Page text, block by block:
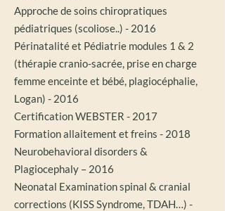
Approche de soins chiropratiques
pédiatriques (scoliose..) - 2016
Périnatalité et Pédiatrie modules 1 & 2
(thérapie cranio-sacrée, prise en charge
femme enceinte et bébé, plagiocéphalie,
Logan) - 2016
Certification WEBSTER - 2017
Formation allaitement et freins - 2018
Neurobehavioral disorders &
Plagiocephaly – 2016
Neonatal Examination spinal & cranial
corrections (KISS Syndrome, TDAH…) -